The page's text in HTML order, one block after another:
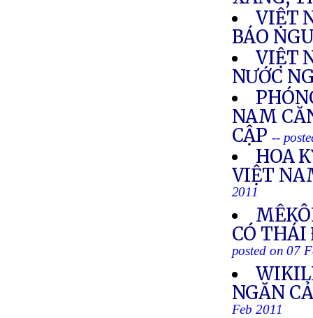
VIỆT
BÁO
VIỆT
NƯỚC
NAM
CẬP --
HOA
VIỆT
2011
CÓ THÁI
posted on 07
NGĂN